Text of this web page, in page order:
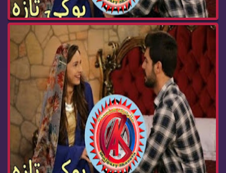
درامای بوکی تازە ئەڵقەی 238 buki taza